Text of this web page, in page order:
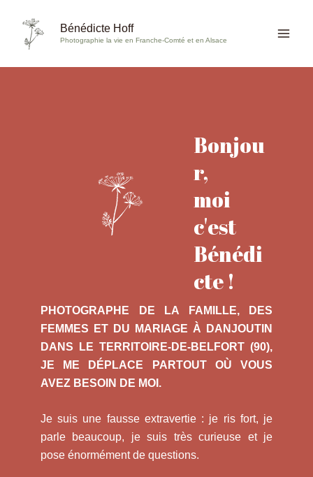
contenu
Bénédicte Hoff
Photographie la vie en Franche-Comté et en Alsace
Bonjou
r,
moi
c'est
Bénédi
cte !
PHOTOGRAPHE DE LA FAMILLE, DES
FEMMES ET DU MARIAGE À DANJOUTIN
DANS LE TERRITOIRE-DE-BELFORT (90),
JE ME DÉPLACE PARTOUT OÙ VOUS
AVEZ BESOIN DE MOI.
Je suis une fausse extravertie : je ris fort, je
parle beaucoup, je suis très curieuse et je
pose énormément de questions.